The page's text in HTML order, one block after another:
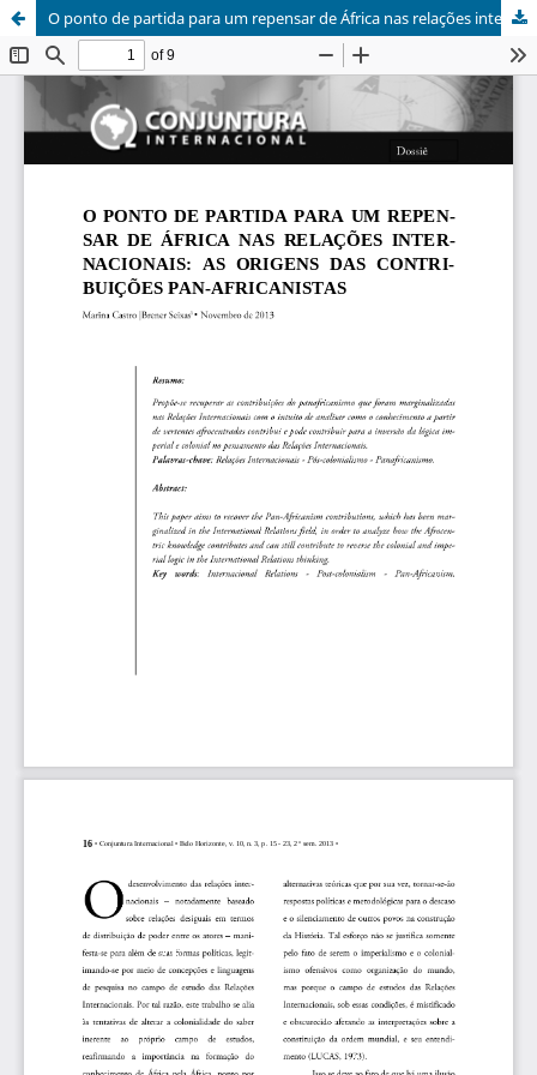
O ponto de partida para um repensar de África nas relações internacionais: as origens das contribuições pan-africanistas